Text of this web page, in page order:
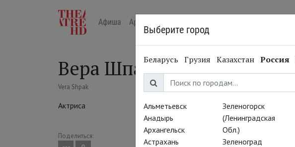
Афиша Арт-лекторий в кино
Вера Шпак
Vera Shpak
Актриса
Поделиться:
Выберите город
Беларусь Грузия Казахстан Россия
Альметьевск
Анадырь
Архангельск
Астрахань
Зеленогорск
(Ленинградская
Обл.)
Зеленоград